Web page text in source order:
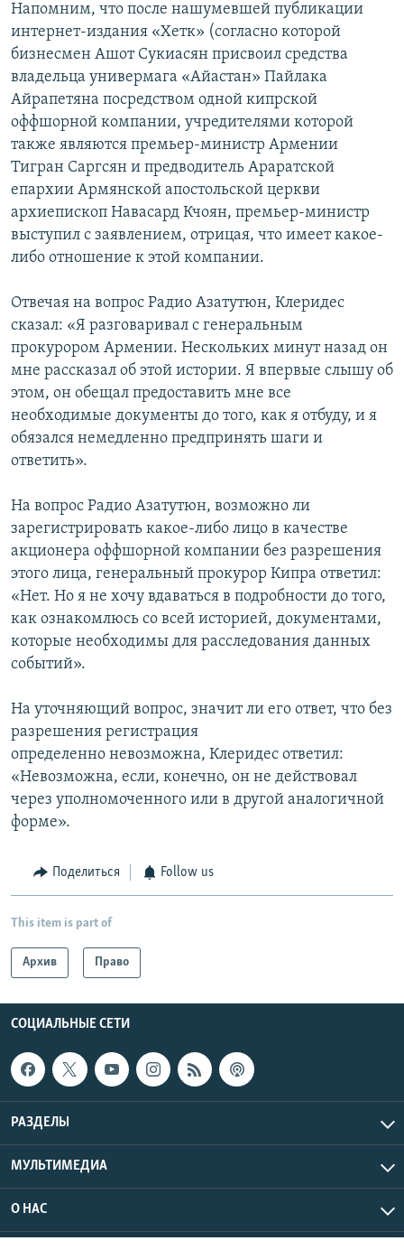
Напомним, что после нашумевшей публикации
интернет-издания «Хетк» (согласно которой
бизнесмен Ашот Сукиасян присвоил средства
владельца универмага «Айастан» Пайлака
Айрапетяна посредством одной кипрской
оффшорной компании, учредителями которой
также являются премьер-министр Армении
Тигран Саргсян и предводитель Араратской
епархии Армянской апостольской церкви
архиепископ Навасард Кчоян, премьер-министр
выступил с заявлением, отрицая, что имеет какое-
либо отношение к этой компании.
Отвечая на вопрос Радио Азатутюн, Клеридес
сказал: «Я разговаривал с генеральным
прокурором Армении. Нескольких минут назад он
мне рассказал об этой истории. Я впервые слышу об
этом, он обещал предоставить мне все
необходимые документы до того, как я отбуду, и я
обязался немедленно предпринять шаги и
ответить».
На вопрос Радио Азатутюн, возможно ли
зарегистрировать какое-либо лицо в качестве
акционера оффшорной компании без разрешения
этого лица, генеральный прокурор Кипра ответил:
«Нет. Но я не хочу вдаваться в подробности до того,
как ознакомлюсь со всей историей, документами,
которые необходимы для расследования данных
событий».
На уточняющий вопрос, значит ли его ответ, что без
разрешения регистрация
определенно невозможна, Клеридес ответил:
«Невозможна, если, конечно, он не действовал
через уполномоченного или в другой аналогичной
форме».
Поделиться Follow us
This item is part of
Архив Право
СОЦИАЛЬНЫЕ СЕТИ
РАЗДЕЛЫ
МУЛЬТИМЕДИА
О НАС